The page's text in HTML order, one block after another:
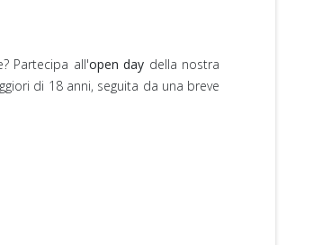
Partecipa all'open day della nostra
di 18 anni, seguita da una breve